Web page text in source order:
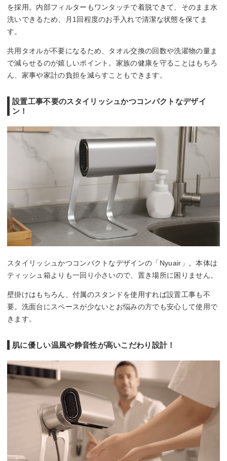
を採用。内部フィルターもワンタッチで着脱できて、そのまま水
洗いできるため、月1回程度のお手入れで清潔な状態を保てま
す。
共用タオルが不要になるため、タオル交換の回数や洗濯物の量ま
で減らせるのが嬉しいポイント。家族の健康を守ることはもちろ
ん、家事や家計の負担を減らすこともできます。
設置工事不要のスタイリッシュかつコンパクトなデザイ
ン！
スタイリッシュかつコンパクトなデザインの「Nyuair」。本体は
ティッシュ箱よりも一回り小さいので、置き場所に困りません。
壁掛けはもちろん、付属のスタンドを使用すれば設置工事も不
要。洗面台にスペースが少ないとお悩みの方でも安心して使用で
きます。
肌に優しい温風や静音性が高いこだわり設計！